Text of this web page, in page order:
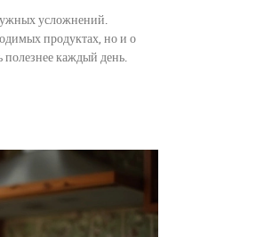
усложнений.
продуктах, но и о
каждый день.